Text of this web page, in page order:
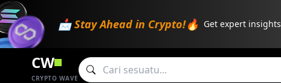
📩 Stay Ahead in Crypto!🔥 Get expert
CW
CRYPTO WAVE